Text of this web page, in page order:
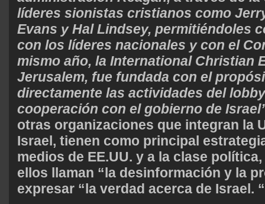
líderes sionistas cristianos como
Evans y Hal Lindsey, permitiéndoles
con los líderes nacionales y con el
mismo año, la International Christian
Jerusalem, fue fundada con el
directamente las actividades del
cooperación con el gobierno de
otras organizaciones que integran la
Israel, tienen como principal
medios de EE.UU. y a la clase
ellos llaman “la desinformación y la
expresar “la verdad acerca de Israel. “